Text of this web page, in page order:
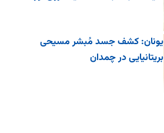
یونان: کشف جسد مُبشر مسیحی
بریتانیایی در چمدان